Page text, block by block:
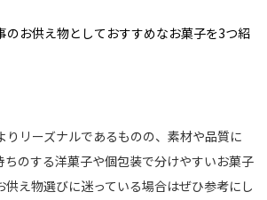
のお供え物としておすすめなお菓子を3つ紹
りリーズナルであるものの、素材や品質に
ちのする洋菓子や個包装で分けやすいお菓子
供え物選びに迷っている場合はぜひ参考にし